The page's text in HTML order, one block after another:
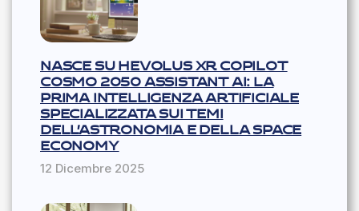
NASCE SU HEVOLUS XR COPILOT
COSMO 2050 ASSISTANT AI: LA
PRIMA INTELLIGENZA ARTIFICIALE
SPECIALIZZATA SUI TEMI
DELL’ASTRONOMIA E DELLA SPACE
ECONOMY
12 Dicembre 2025